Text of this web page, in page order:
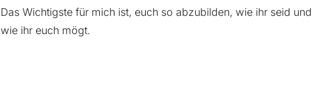
Das Wichtigste für mich ist, euch so abzubilden, wie ihr seid und
wie ihr euch mögt.